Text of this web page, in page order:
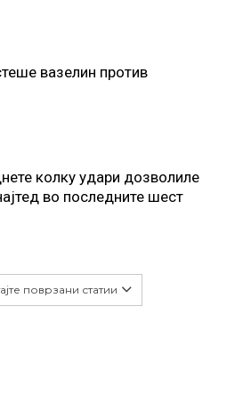
вазелин против
колку удари дозволиле
во последните шест
поврзани статии